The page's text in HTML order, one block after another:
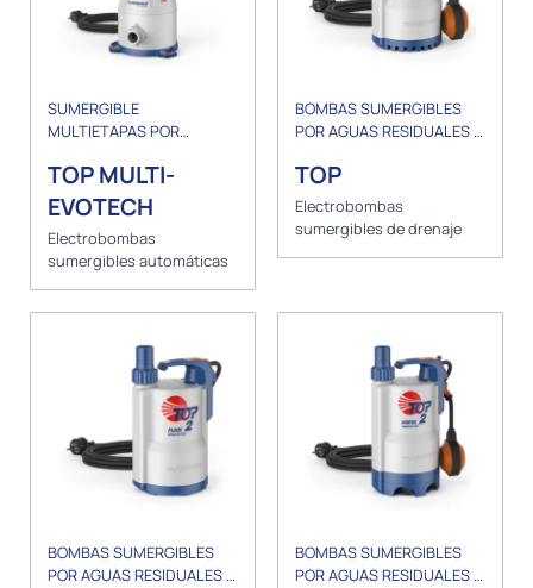
SUMERGIBLE
MULTIETAPAS POR
TOP MULTI-
EVOTECH
Electrobombas
sumergibles automáticas
BOMBAS SUMERGIBLES
POR AGUAS RESIDUALES Y
TOP
Electrobombas
sumergibles de drenaje
BOMBAS SUMERGIBLES
POR AGUAS RESIDUALES Y
BOMBAS SUMERGIBLES
POR AGUAS RESIDUALES Y